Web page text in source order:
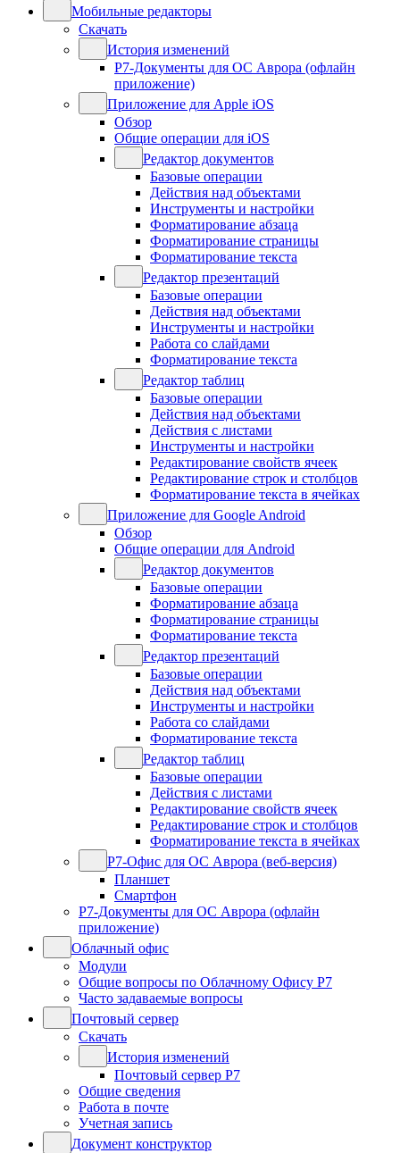
Мобильные редакторы
Скачать
История изменений
Р7-Документы для ОС Аврора (офлайн
приложение)
Приложение для Apple iOS
Обзор
Общие операции для iOS
Редактор документов
Базовые операции
Действия над объектами
Инструменты и настройки
Форматирование абзаца
Форматирование страницы
Форматирование текста
Редактор презентаций
Базовые операции
Действия над объектами
Инструменты и настройки
Работа со слайдами
Форматирование текста
Редактор таблиц
Базовые операции
Действия над объектами
Действия с листами
Инструменты и настройки
Редактирование свойств ячеек
Редактирование строк и столбцов
Форматирование текста в ячейках
Приложение для Google Android
Обзор
Общие операции для Android
Редактор документов
Базовые операции
Форматирование абзаца
Форматирование страницы
Форматирование текста
Редактор презентаций
Базовые операции
Действия над объектами
Инструменты и настройки
Работа со слайдами
Форматирование текста
Редактор таблиц
Базовые операции
Действия с листами
Редактирование свойств ячеек
Редактирование строк и столбцов
Форматирование текста в ячейках
Р7-Офис для ОС Аврора (веб-версия)
Планшет
Смартфон
Р7-Документы для ОС Аврора (офлайн
приложение)
Облачный офис
Модули
Общие вопросы по Облачному Офису Р7
Часто задаваемые вопросы
Почтовый сервер
Скачать
История изменений
Почтовый сервер Р7
Общие сведения
Работа в почте
Учетная запись
Документ конструктор